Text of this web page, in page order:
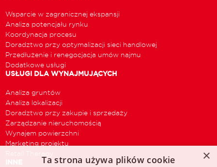
Wsparcie w zagranicznej ekspansji
Analiza potencjału rynku
Koordynacja procesu
Doradztwo przy optymalizacji sieci handlowej
Przedłużenie i renegocjacja umów najmu
Dodatkowe usługi
USŁUGI DLA WYNAJMUJĄCYCH
Analiza gruntów
Analiza lokalizacji
Doradztwo przy zakupie i sprzedaży
Zarządzanie nieruchomością
Wynajem powierzchni
Marketing projektu
Retail Therapy
INNE ×
Ta strona używa plików cookie